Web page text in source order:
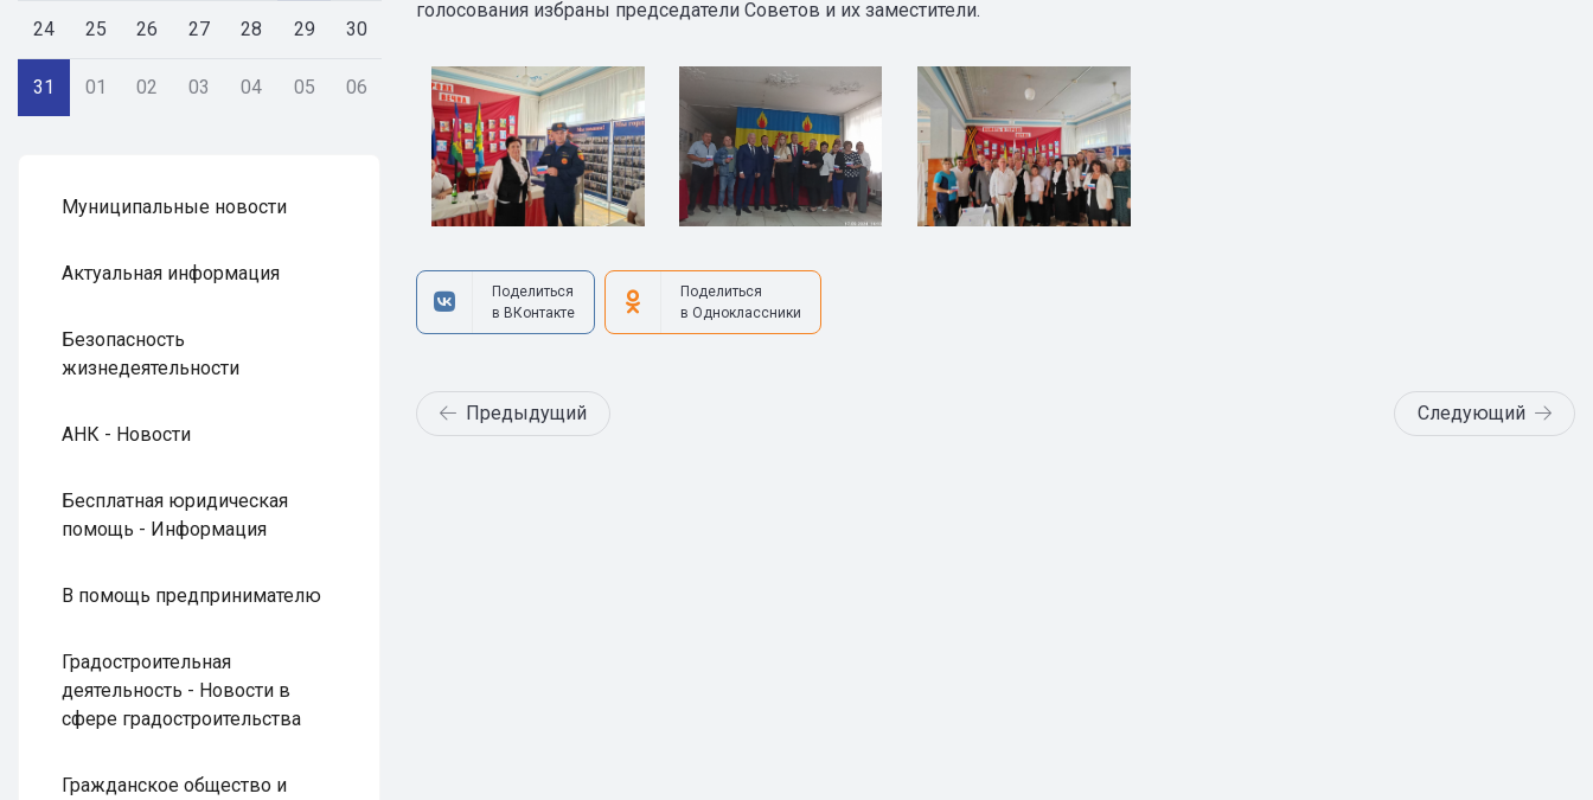
24 25 26 27 28 29 30
31 01 02 03 04 05 06
Муниципальные новости
Актуальная информация
Безопасность
жизнедеятельности
АНК - Новости
Бесплатная юридическая
помощь - Информация
В помощь предпринимателю
Градостроительная
деятельность - Новости в
сфере градостроительства
Гражданское общество и
голосования избраны председатели Советов и их заместители.
Поделиться
в ВКонтакте
Поделиться
в Одноклассники
Предыдущий Следующий